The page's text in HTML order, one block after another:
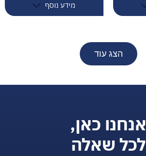
מידע נוסף
הצג עוד
אנחנו כאן,
לכל שאלה